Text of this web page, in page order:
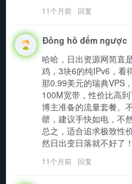
11个月前 回复
Đồng hồ đếm ngược
哈哈，日出资源网简直
鸡，3块6的纯IPv6，看
那0.99美元的瑞典VPS
100M宽带，性价比高
博主准备的流量套餐。
罄，建议手快如电，不
总之，适合追求极致性
然日出变日落就不好了
11个月前 回复